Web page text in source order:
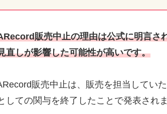
販売中止の理由は公式に明言さ
直しが影響した可能性が高いです。
販売中止は、販売を担当してい
しての関与を終了したことで発表されま